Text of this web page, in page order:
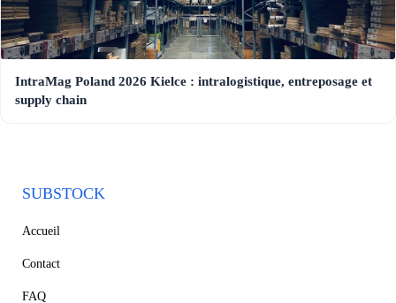
IntraMag Poland 2026 Kielce : intralogistique, entreposage et
supply chain
SUBSTOCK
Accueil
Contact
FAQ